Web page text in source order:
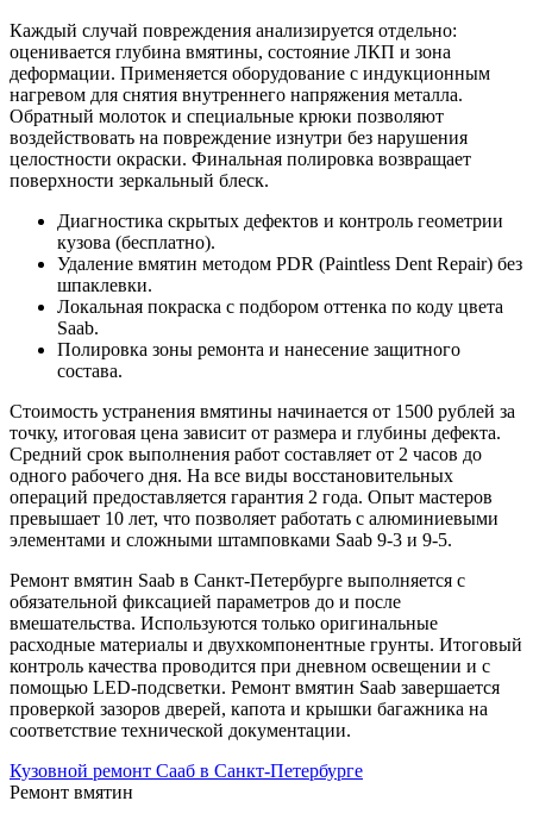
Каждый случай повреждения анализируется отдельно:
оценивается глубина вмятины, состояние ЛКП и зона
деформации. Применяется оборудование с индукционным
нагревом для снятия внутреннего напряжения металла.
Обратный молоток и специальные крюки позволяют
воздействовать на повреждение изнутри без нарушения
целостности окраски. Финальная полировка возвращает
поверхности зеркальный блеск.
Диагностика скрытых дефектов и контроль геометрии
кузова (бесплатно).
Удаление вмятин методом PDR (Paintless Dent Repair) без
шпаклевки.
Локальная покраска с подбором оттенка по коду цвета
Saab.
Полировка зоны ремонта и нанесение защитного
состава.
Стоимость устранения вмятины начинается от 1500 рублей за
точку, итоговая цена зависит от размера и глубины дефекта.
Средний срок выполнения работ составляет от 2 часов до
одного рабочего дня. На все виды восстановительных
операций предоставляется гарантия 2 года. Опыт мастеров
превышает 10 лет, что позволяет работать с алюминиевыми
элементами и сложными штамповками Saab 9-3 и 9-5.
Ремонт вмятин Saab в Санкт-Петербурге выполняется с
обязательной фиксацией параметров до и после
вмешательства. Используются только оригинальные
расходные материалы и двухкомпонентные грунты. Итоговый
контроль качества проводится при дневном освещении и с
помощью LED-подсветки. Ремонт вмятин Saab завершается
проверкой зазоров дверей, капота и крышки багажника на
соответствие технической документации.
Кузовной ремонт Сааб в Санкт-Петербурге
Ремонт вмятин